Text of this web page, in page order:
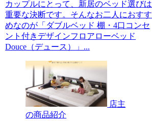
カップルにとって、新居のベッド選びは
重要な決断です。そんなお二人におすす
めなのが「ダブルベッド 棚・4口コンセ
ント付きデザインフロアローベッド
Douce（デュース）」...
店主
の商品紹介